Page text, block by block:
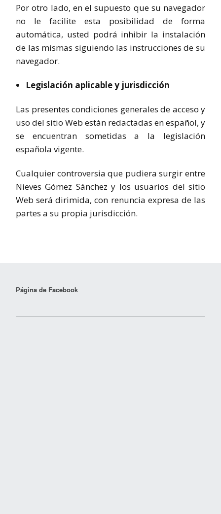
Por otro lado, en el supuesto que su navegador
no le facilite esta posibilidad de forma
automática, usted podrá inhibir la instalación
de las mismas siguiendo las instrucciones de su
navegador.
Legislación aplicable y jurisdicción
Las presentes condiciones generales de acceso y
uso del sitio Web están redactadas en español, y
se encuentran sometidas a la legislación
española vigente.
Cualquier controversia que pudiera surgir entre
Nieves Gómez Sánchez y los usuarios del sitio
Web será dirimida, con renuncia expresa de las
partes a su propia jurisdicción.
Página de Facebook